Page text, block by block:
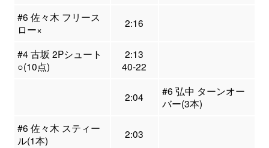
#6 佐々木 フリース
ロー×
2:16
#4 古坂 2Pシュート
○(10点)
2:13
40-22
2:04
#6 弘中 ターンオー
バー(3本)
#6 佐々木 スティー
ル(1本)
2:03